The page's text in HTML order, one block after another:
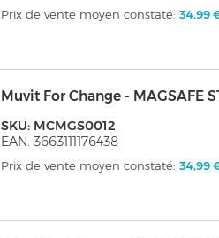
Prix de vente moyen constaté:34,99
Muvit For Change - MAGSAFE
SKU: MCMGS0012
EAN: 3663111176438
Prix de vente moyen constaté:34,99